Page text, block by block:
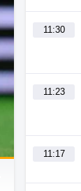
11:30
11:23
11:17